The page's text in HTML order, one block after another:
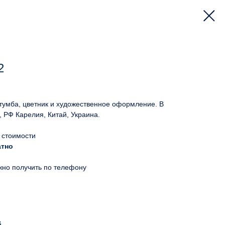
цветник и художественное оформление. В
Карелия, Китай, Украина.
получить по телефону